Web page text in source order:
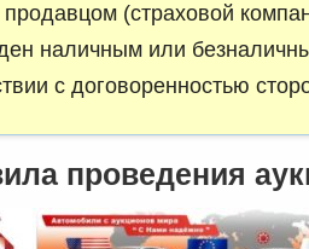
продавцом (страховой
наличным или
с договоренностью
проведения